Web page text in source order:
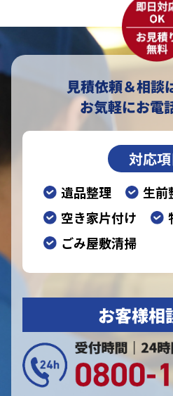
見積依頼＆相談
お気軽にお電
対応
遺品整理
生前
空き家片付け
ごみ屋敷清掃
お客様相